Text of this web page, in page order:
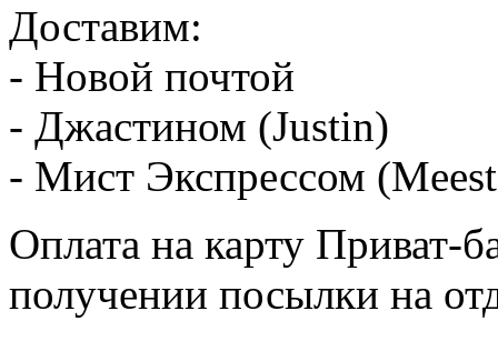
Доставим:
- Новой почтой
- Джастином (Justin)
- Мист Экспрессом
Оплата на карту Приват-
получении посылки на